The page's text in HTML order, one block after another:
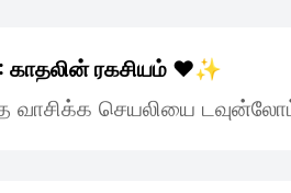
காதலின் ரகசியம் ❤️✨
வாசிக்க செயலியை